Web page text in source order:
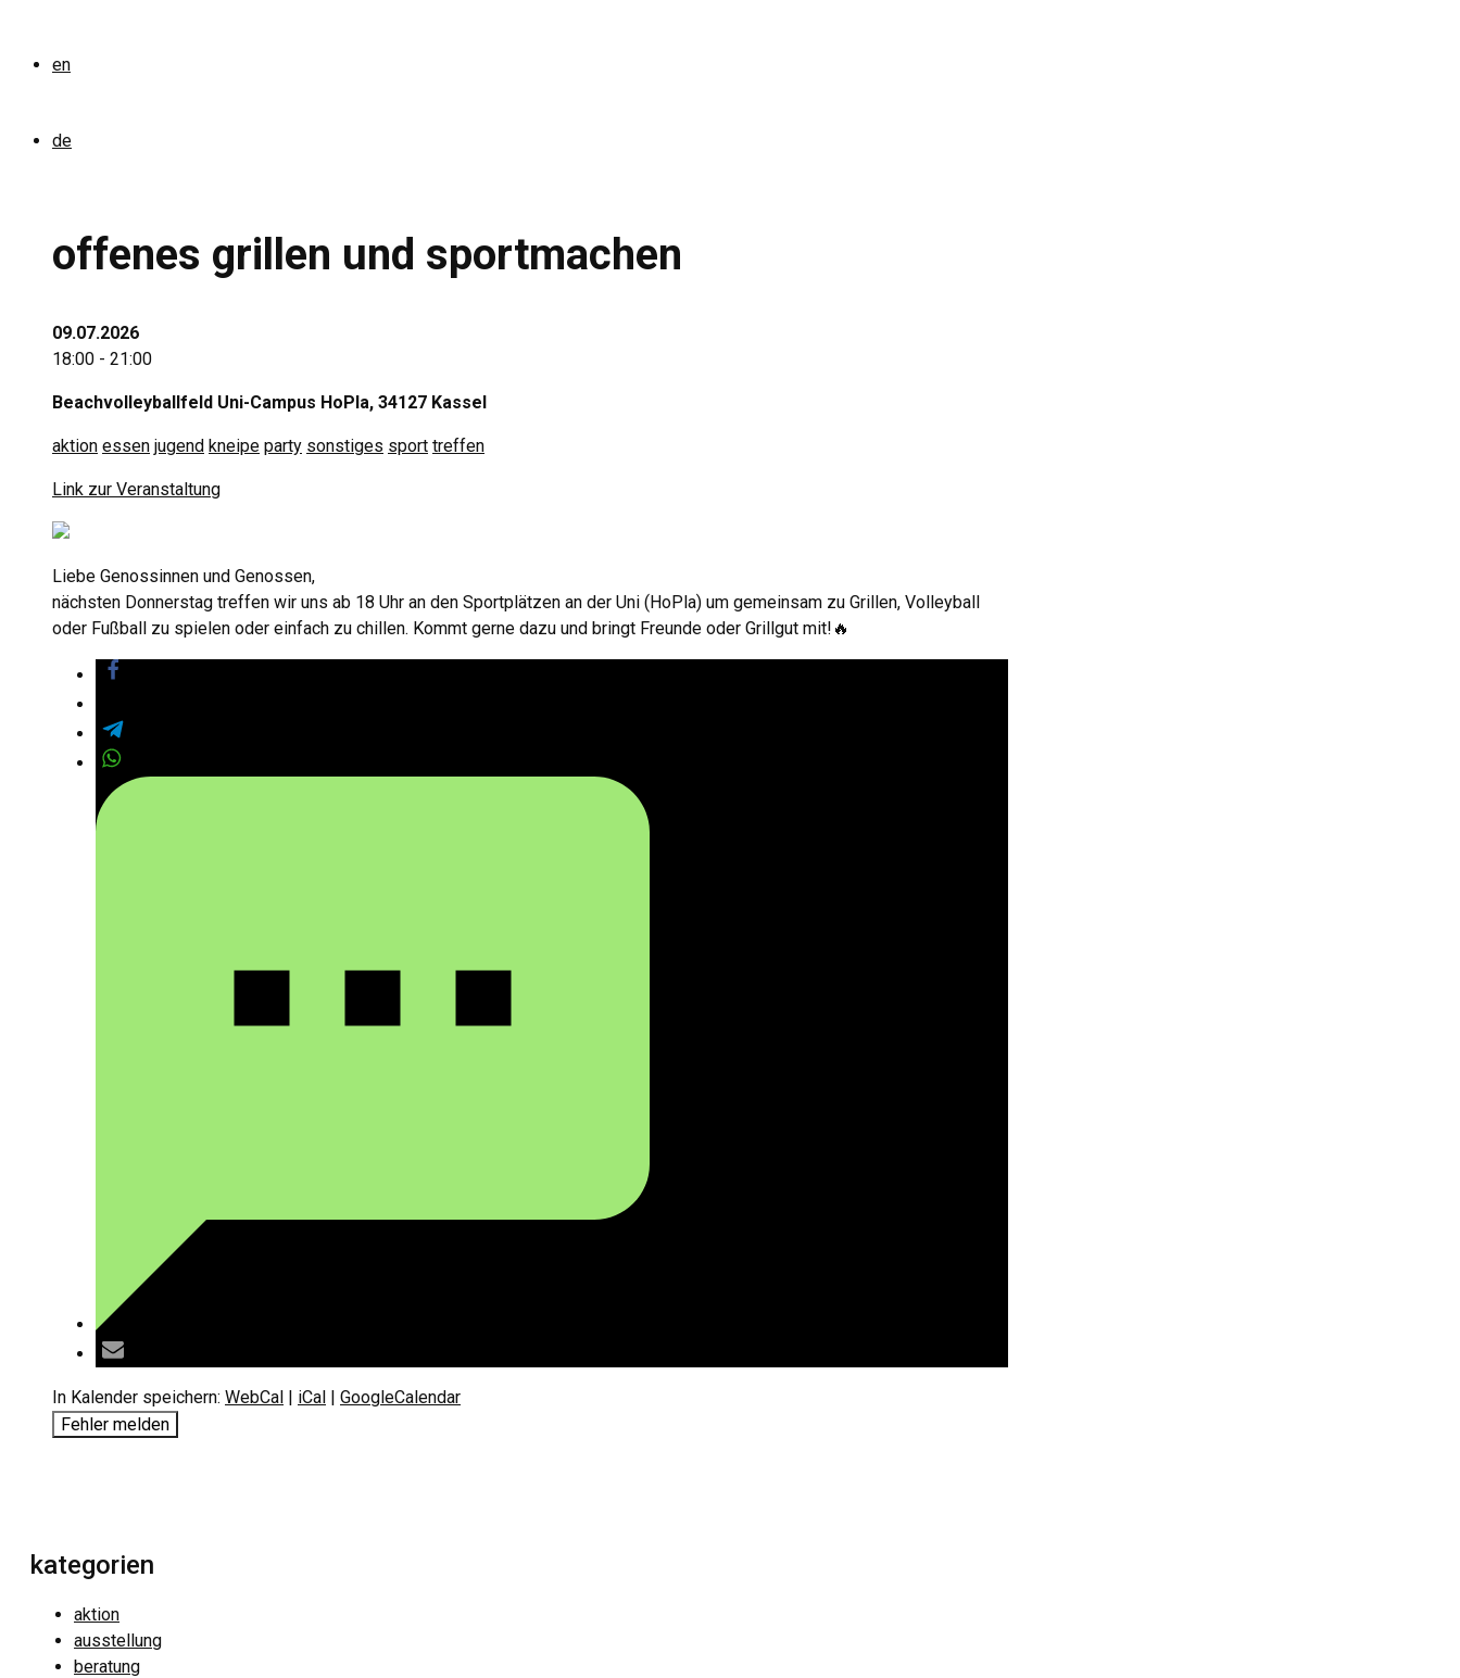
en
de
offenes grillen und sportmachen
09.07.2026
18:00 - 21:00
Beachvolleyballfeld Uni-Campus HoPla, 34127 Kassel
aktion essen jugend kneipe party sonstiges sport treffen
Link zur Veranstaltung
Liebe Genossinnen und Genossen,
nächsten Donnerstag treffen wir uns ab 18 Uhr an den Sportplätzen an der Uni (HoPla) um gemeinsam zu Grillen, Volleyball
oder Fußball zu spielen oder einfach zu chillen. Kommt gerne dazu und bringt Freunde oder Grillgut mit!🔥
In Kalender speichern: WebCal | iCal | GoogleCalendar
Fehler melden
kategorien
aktion
ausstellung
beratung